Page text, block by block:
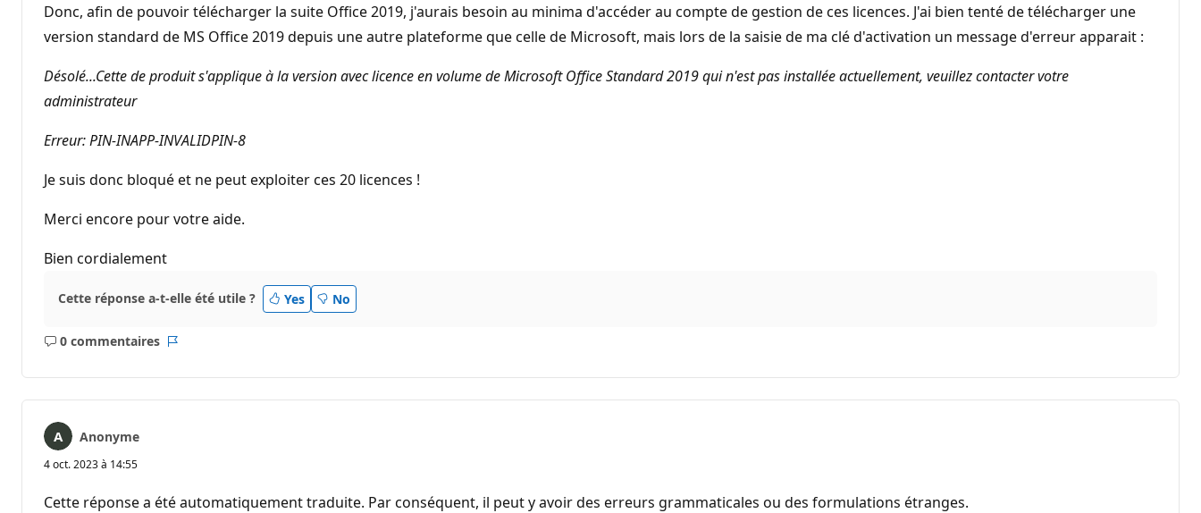
Donc, afin de pouvoir télécharger la suite Office 2019, j'aurais besoin au minima d'accéder au compte de gestion de ces licences. J'ai bien tenté de télécharger une
version standard de MS Office 2019 depuis une autre plateforme que celle de Microsoft, mais lors de la saisie de ma clé d'activation un message d'erreur apparait :
Désolé...Cette de produit s'applique à la version avec licence en volume de Microsoft Office Standard 2019 qui n'est pas installée actuellement, veuillez contacter votre
administrateur
Erreur: PIN-INAPP-INVALIDPIN-8
Je suis donc bloqué et ne peut exploiter ces 20 licences !
Merci encore pour votre aide.
Bien cordialement
Cette réponse a-t-elle été utile ? Yes No
0 commentaires
Aucun
Anonyme
4 oct. 2023 à 14:55
Cette réponse a été automatiquement traduite. Par conséquent, il peut y avoir des erreurs grammaticales ou des formulations étranges.